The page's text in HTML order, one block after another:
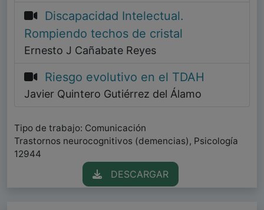
Discapacidad Intelectual.
Rompiendo techos de cristal
Ernesto J Cañabate Reyes
Riesgo evolutivo en el TDAH
Javier Quintero Gutiérrez del Álamo
Tipo de trabajo: Comunicación
Trastornos neurocognitivos (demencias), Psicología
12944
DESCARGAR